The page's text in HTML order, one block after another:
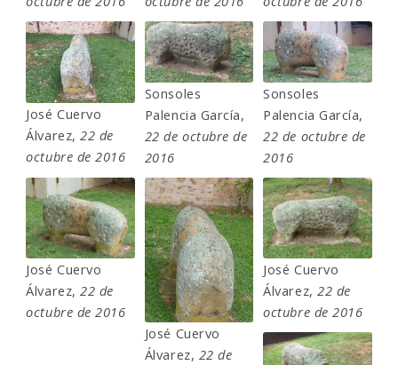
José Cuervo
Álvarez,22 de
octubre de 2016
Sonsoles
Palencia García,
22 de octubre de
2016
Sonsoles
Palencia García,
22 de octubre de
2016
José Cuervo
Álvarez,22 de
octubre de 2016
José Cuervo
Álvarez, 22 de
José Cuervo
Álvarez,22 de
octubre de 2016